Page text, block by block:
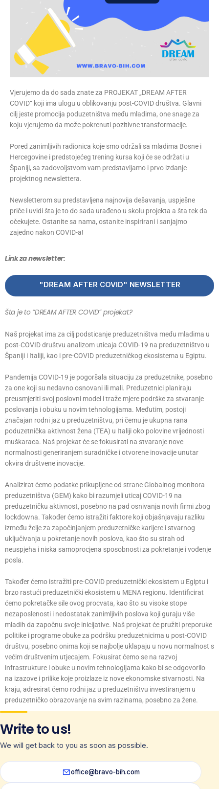
Vjerujemo da do sada znate za PROJEKAT „DREAM AFTER
COVID“ koji ima ulogu u oblikovanju post-COVID društva. Glavni
cilj jeste promocija poduzetništva među mladima, one snage za
koju vjerujemo da može pokrenuti pozitivne transformacije.
Pored zanimljivih radionica koje smo održali sa mladima Bosne i
Hercegovine i predstojećeg trening kursa koji će se održati u
Španiji, sa zadovoljstvom vam predstavljamo i prvo izdanje
projektnog newslettera.
Newsletterom su predstavljena najnovija dešavanja, uspješne
priče i uvidi šta je to do sada urađeno u skolu projekta a šta tek da
očekujete. Ostanite sa nama, ostanite inspirirani i sanjajmo
zajedno nakon COVID-a!
Link za newsletter:
"DREAM AFTER COVID" NEWSLETTER
Šta je to “DREAM AFTER COVID” projekat?
Naš projekat ima za cilj podsticanje preduzetništva među mladima u
post-COVID društvu analizom uticaja COVID-19 na preduzetništvo u
Španiji i Italiji, kao i pre-COVID preduzetničkog ekosistema u Egiptu.
Pandemija COVID-19 je pogoršala situaciju za preduzetnike, posebno
za one koji su nedavno osnovani ili mali. Preduzetnici planiraju
preusmjeriti svoj poslovni model i traže mjere podrške za stvaranje
poslovanja i obuku u novim tehnologijama. Međutim, postoji
značajan rodni jaz u preduzetništvu, pri čemu je ukupna rana
poduzetnička aktivnost žena (TEA) u Italiji oko polovine vrijednosti
muškaraca. Naš projekat će se fokusirati na stvaranje nove
normalnosti generiranjem suradničke i otvorene inovacije unutar
okvira društvene inovacije.
Analizirat ćemo podatke prikupljene od strane Globalnog monitora
preduzetništva (GEM) kako bi razumjeli uticaj COVID-19 na
preduzetničku aktivnost, posebno na pad osnivanja novih firmi zbog
lockdowna. Također ćemo istražiti faktore koji objašnjavaju razliku
između želje za započinjanjem preduzetničke karijere i stvarnog
uključivanja u pokretanje novih poslova, kao što su strah od
neuspjeha i niska samoprocjena sposobnosti za pokretanje i vođenje
posla.
Također ćemo istražiti pre-COVID preduzetnički ekosistem u Egiptu i
brzo rastući preduzetnički ekosistem u MENA regionu. Identificirat
ćemo pokretačke sile ovog procvata, kao što su visoke stope
nezaposlenosti i nedostatak zanimljivih poslova koji guraju više
mladih da započnu svoje inicijative. Naš projekat će pružiti preporuke
politike i programe obuke za podršku preduzetnicima u post-COVID
društvu, posebno onima koji se najbolje uklapaju u novu normalnost s
većim društvenim utjecajem. Fokusirat ćemo se na razvoj
infrastrukture i obuke u novim tehnologijama kako bi se odgovorilo
na izazove i prilike koje proizlaze iz nove ekonomske stvarnosti. Na
kraju, adresirat ćemo rodni jaz u preduzetništvu investiranjem u
preduzetničko obrazovanje na svim razinama, posebno za žene.
Write to us!
We will get back to you as soon as possible.
office@bravo-bih.com